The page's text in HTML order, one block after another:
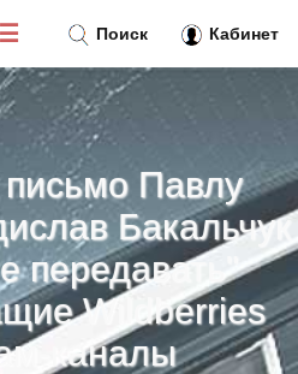
Павлу
Бакальчук
передавать"
Wildberries
каналы
Поиск Кабинет
☰